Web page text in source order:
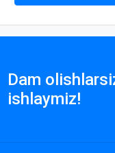
Dam
ishlaymiz!